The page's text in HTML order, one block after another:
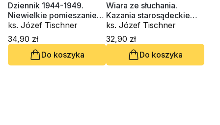
Dziennik 1944-1949.
Niewielkie pomieszanie
klepek
ks. Józef Tischner
34,90 zł
Do koszyka
Wiara ze słuchania.
Kazania starosądeckie
1980-1992ks. Józef Tischner
32,90 zł
Do koszyka